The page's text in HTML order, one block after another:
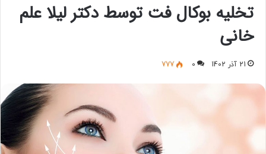
تخلیه بوکال فت توسط دکتر لیلا علم
خانی
21 آذر 1402 0
777